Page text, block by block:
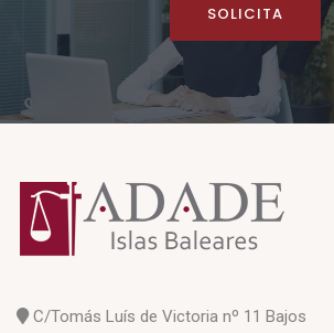
SOLICITA
C/Tomás Luís de Victoria nº 11 Bajos